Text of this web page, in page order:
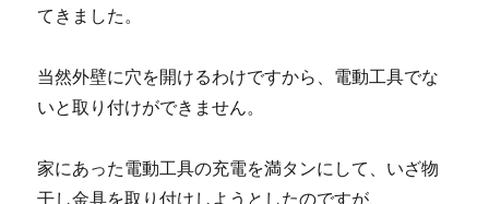
てきました。
当然外壁に穴を開けるわけですから、電動工具でな
いと取り付けができません。
家にあった電動工具の充電を満タンにして、いざ物
干し金具を取り付けしようとしたのですが、